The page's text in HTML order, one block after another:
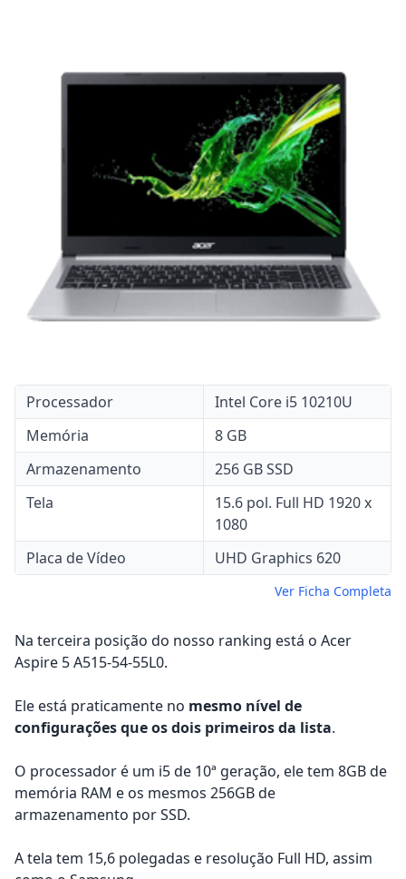
Processador
Intel Core i5 10210U
Memória
8 GB
Armazenamento
256 GB SSD
Tela
15.6 pol. Full HD 1920 x
1080
Placa de Vídeo
UHD Graphics 620
Ver Ficha Completa
Na terceira posição do nosso ranking está o Acer
Aspire 5 A515-54-55L0.
Ele está praticamente no mesmo nível de
configurações que os dois primeiros da lista.
O processador é um i5 de 10ª geração, ele tem 8GB de
memória RAM e os mesmos 256GB de
armazenamento por SSD.
A tela tem 15,6 polegadas e resolução Full HD, assim